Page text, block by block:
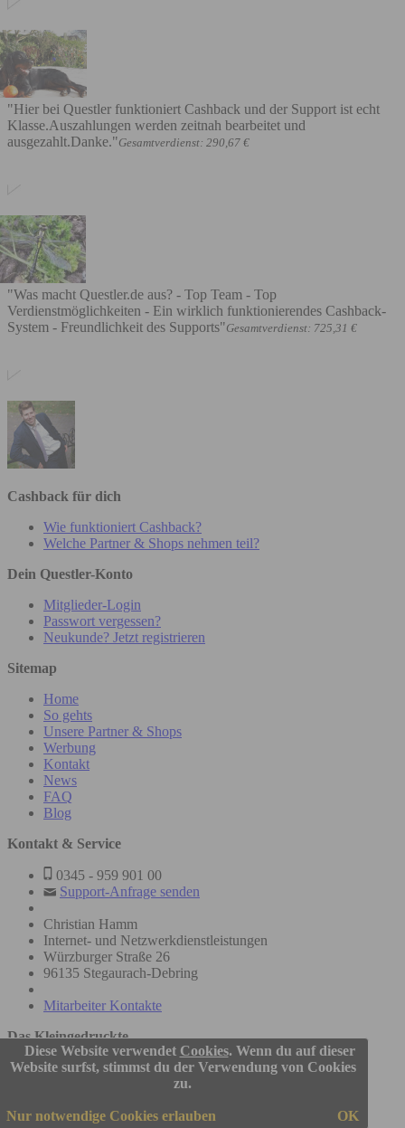
Diese Website verwendet Cookies. Wenn du auf dieser
Website surfst, stimmst du der Verwendung von Cookies
zu.
Nur notwendige Cookies erlauben OK
"Hier bei Questler funktioniert Cashback und der Support ist echt
Klasse.Auszahlungen werden zeitnah bearbeitet und
ausgezahlt.Danke."Gesamtverdienst: 290,67 €
"Was macht Questler.de aus? - Top Team - Top
Verdienstmöglichkeiten - Ein wirklich funktionierendes Cashback-
System - Freundlichkeit des Supports"Gesamtverdienst: 725,31 €
Cashback für dich
Wie funktioniert Cashback?
Welche Partner & Shops nehmen teil?
Dein Questler-Konto
Mitglieder-Login
Passwort vergessen?
Neukunde? Jetzt registrieren
Sitemap
Home
So gehts
Unsere Partner & Shops
Werbung
Kontakt
News
FAQ
Blog
Kontakt & Service
0345 - 959 901 00
Support-Anfrage senden
Christian Hamm
Internet- und Netzwerkdienstleistungen
Würzburger Straße 26
96135 Stegaurach-Debring
Mitarbeiter Kontakte
Das Kleingedruckte
© 2005-2026
Questler.de Christian Hamm
Nutzungsbedingungen